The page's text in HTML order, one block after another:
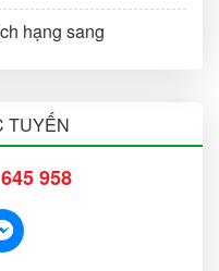
hạng sang
TUYẾN
958